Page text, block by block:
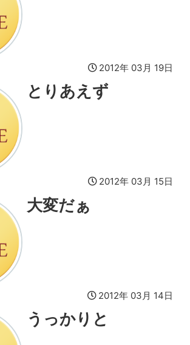
2012年 03月 19日
とりあえず
2012年 03月 15日
大変だぁ
2012年 03月 14日
うっかりと